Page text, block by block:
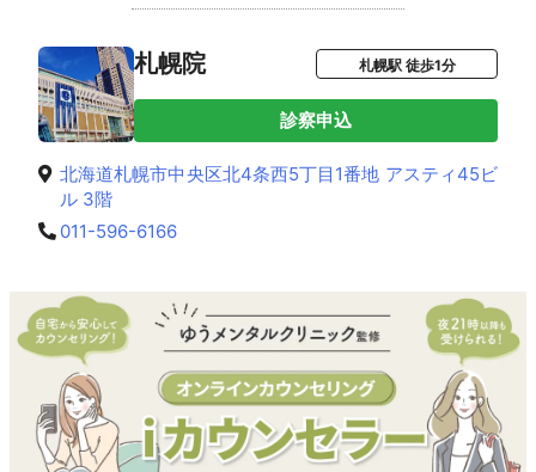
札幌院 札幌駅 徒歩1分
診察申込
北海道札幌市中央区北4条西5丁目1番地 アスティ45ビ
ル 3階
011-596-6166